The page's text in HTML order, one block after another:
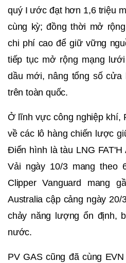
quý I ước đạt hơn 1,6 triệu
cùng kỳ; đồng thời mở
chi phí cao để giữ vững
tiếp tục mở rộng mạng
dầu mới, nâng tổng số cửa
trên toàn quốc.
Ở lĩnh vực công nghiệp khí,
về các lô hàng chiến lược
Điển hình là tàu LNG FAT'H
Vải ngày 10/3 mang theo
Clipper Vanguard mang
Australia cập cảng ngày
chảy năng lượng ổn định,
nước.
PV GAS cũng đã cùng